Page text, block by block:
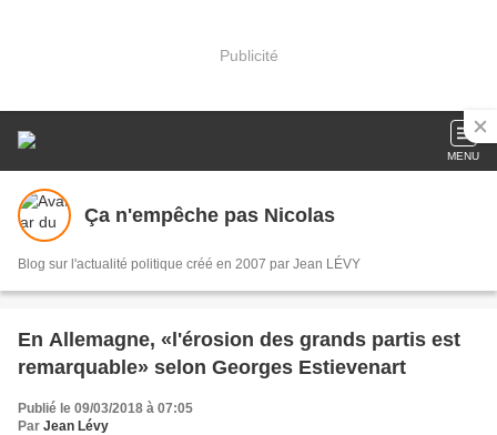
Publicité
MENU
Ça n'empêche pas Nicolas
Blog sur l'actualité politique créé en 2007 par Jean LÉVY
En Allemagne, «l'érosion des grands partis est
remarquable» selon Georges Estievenart
Publié le 09/03/2018 à 07:05
Par Jean Lévy